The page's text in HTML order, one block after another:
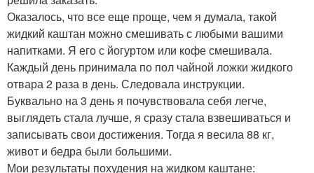
Оказалось, что все еще проще, чем я думала, такой
жидкий каштан можно смешивать с любыми вашими
напитками. Я его с йогуртом или кофе смешивала.
Каждый день принимала по пол чайной ложки жидкого
отвара 2 раза в день. Следовала инструкции.
Буквально на 3 день я почувствовала себя легче,
выглядеть стала лучше, я сразу стала взвешиваться и
записывать свои достижения. Тогда я весила 88 кг,
живот и бедра были большими.
Мои результаты похудения на жидком каштане: